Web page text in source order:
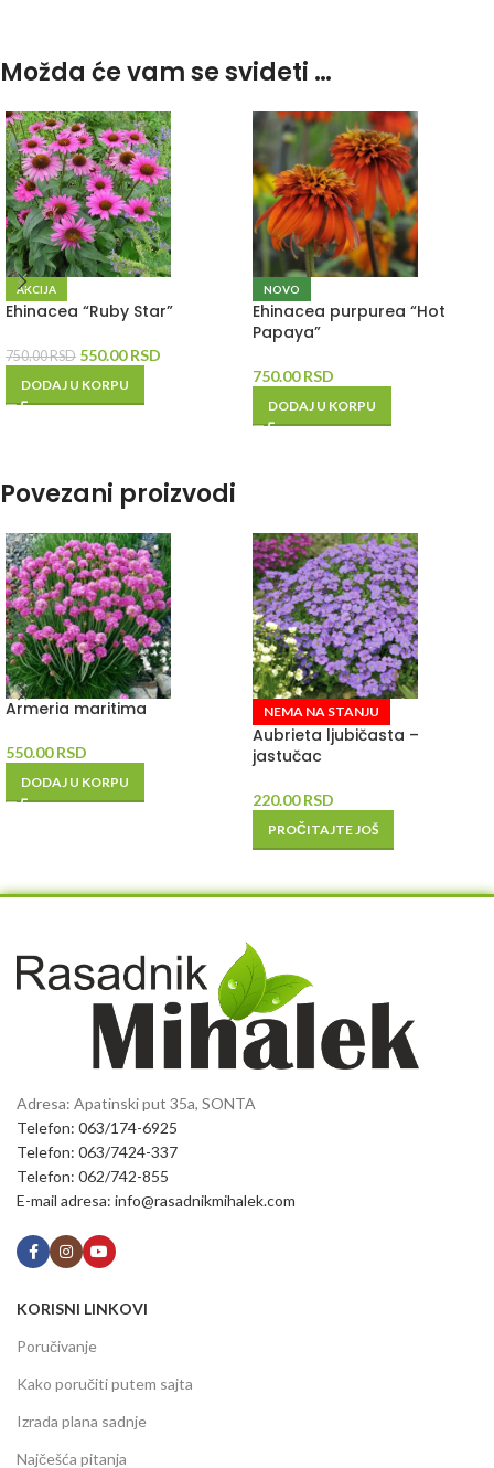
Možda će vam se svideti …
AKCIJA
Ehinacea “Ruby Star”
750.00RSD 550.00RSD
DODAJ U KORPU
NOVO
Ehinacea purpurea “Hot
Papaya”
750.00RSD
DODAJ U KORPU
Povezani proizvodi
Armeria maritima
550.00RSD
DODAJ U KORPU
NEMA NA STANJU
Aubrieta ljubičasta –
jastučac
220.00RSD
PROČITAJTE JOŠ
Adresa: Apatinski put 35a, SONTA
Telefon: 063/174-6925
Telefon: 063/7424-337
Telefon: 062/742-855
E-mail adresa: info@rasadnikmihalek.com
KORISNI LINKOVI
Poručivanje
Kako poručiti putem sajta
Izrada plana sadnje
Najčešća pitanja